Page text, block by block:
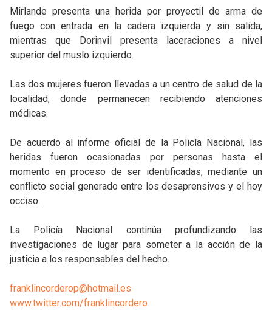
Mirlande presenta una herida por proyectil de arma de
fuego con entrada en la cadera izquierda y sin salida,
mientras que Dorinvil presenta laceraciones a nivel
superior del muslo izquierdo.
Las dos mujeres fueron llevadas a un centro de salud de la
localidad, donde permanecen recibiendo atenciones
médicas.
De acuerdo al informe oficial de la Policía Nacional, las
heridas fueron ocasionadas por personas hasta el
momento en proceso de ser identificadas, mediante un
conflicto social generado entre los desaprensivos y el hoy
occiso.
La Policía Nacional continúa profundizando las
investigaciones de lugar para someter a la acción de la
justicia a los responsables del hecho.
franklincorderop@hotmail.es
www.twitter.com/franklincordero